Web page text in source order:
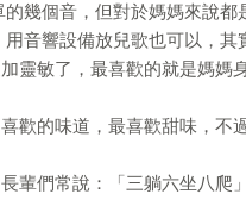
幾個音，但對於媽媽來說
音響設備放兒歌也可以，其
靈敏了，最喜歡的就是媽媽
歡的味道，最喜歡甜味，不
輩們常說：「三躺六坐八爬